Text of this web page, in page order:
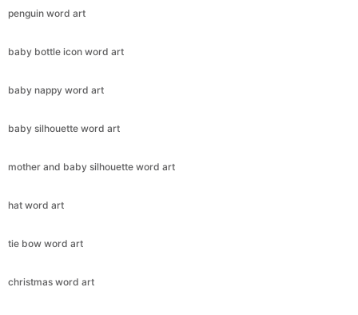
penguin word art
baby bottle icon word art
baby nappy word art
baby silhouette word art
mother and baby silhouette word art
hat word art
tie bow word art
christmas word art